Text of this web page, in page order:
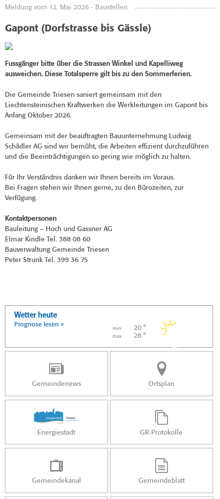
Meldung vom 12. Mai 2026 - Baustellen
Gapont (Dorfstrasse bis Gässle)
Fussgänger bitte über die Strassen Winkel und Kapelliweg
ausweichen. Diese Totalsperre gilt bis zu den Sommerferien.
Die Gemeinde Triesen saniert gemeinsam mit den
Liechtensteinischen Kraftwerken die Werkleitungen im Gapont bis
Anfang Oktober 2026.
Gemeinsam mit der beauftragten Bauunternehmung Ludwig
Schädler AG sind wir bemüht, die Arbeiten effizient durchzuführen
und die Beeinträchtigungen so gering wie möglich zu halten.
Für Ihr Verständnis danken wir Ihnen bereits im Voraus.
Bei Fragen stehen wir Ihnen gerne, zu den Bürozeiten, zur
Verfügung.
Kontaktpersonen
Bauleitung – Hoch und Gassner AG
Elmar Kindle Tel. 388 08 60
Bauverwaltung Gemeinde Triesen
Peter Strunk Tel. 399 36 75
Wetter heute
Prognose lesen »
min 20 °
max 28 °
Gemeindenews Ortsplan
Energiestadt GR-Protokolle
Gemeindekanal Gemeindeblatt